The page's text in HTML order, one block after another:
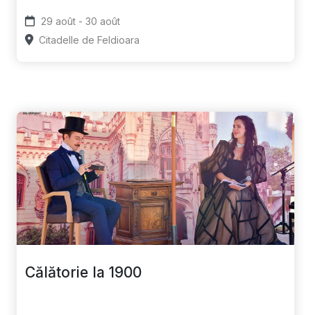
29 août - 30 août
Citadelle de Feldioara
Călătorie la 1900